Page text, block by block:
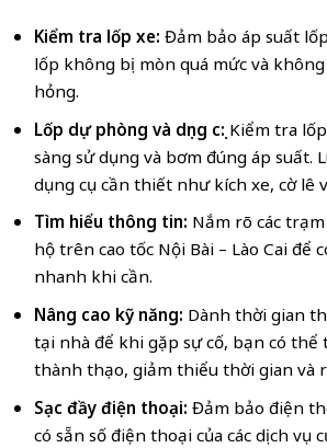
Kiểm tra lốp xe: Đảm bảo áp suất
lốp không bị mòn quá mức và
hỏng.
Lốp dự phòng và dụng cụ: Kiểm tra
sàng sử dụng và bơm đúng áp suất.
dụng cụ cần thiết như kích xe, cờ lê
Tìm hiểu thông tin: Nắm rõ các
hộ trên cao tốc Nội Bài – Lào Cai để
nhanh khi cần.
Nâng cao kỹ năng: Dành thời gian
tại nhà để khi gặp sự cố, bạn có thể
thành thạo, giảm thiểu thời gian và
Sạc đầy điện thoại: Đảm bảo điện
có sẵn số điện thoại của các dịch vụ